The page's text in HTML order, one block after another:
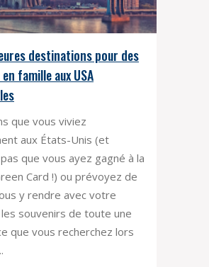
destinations pour des
famille aux USA
que vous viviez
aux États-Unis (et
que vous ayez gagné à la
Card !) ou prévoyez de
y rendre avec votre
les souvenirs de toute une
que vous recherchez lors